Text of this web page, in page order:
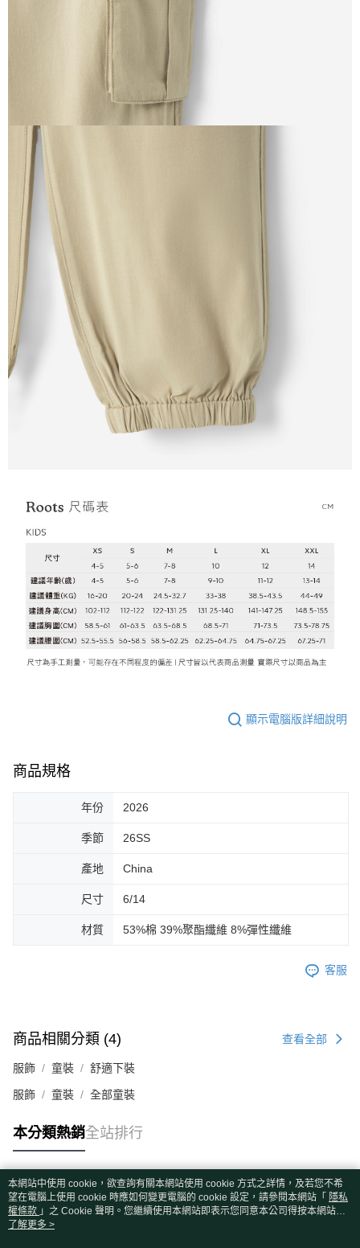
顯示電腦版詳細說明
商品規格
年份 2026
季節 26SS
產地 China
尺寸 6/14
材質 53%棉 39%聚酯纖維 8%彈性纖維
客服
商品相關分類 (4) 查看全部
服飾 童裝 舒適下裝
服飾 童裝 全部童裝
本分類熱銷全站排行
熱門標籤
本網站中使用 cookie，欲查詢有關本網站使用 cookie 方式之詳情，及若您不希
望在電腦上使用 cookie 時應如何變更電腦的 cookie 設定，請參閱本網站「 隱私
權條款 」之 Cookie 聲明。您繼續使用本網站即表示您同意本公司得按本網站使
用條款之 Cookie 聲明使用 cookie。
了解更多 >